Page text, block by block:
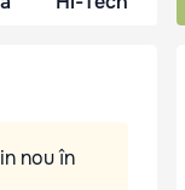
nou în